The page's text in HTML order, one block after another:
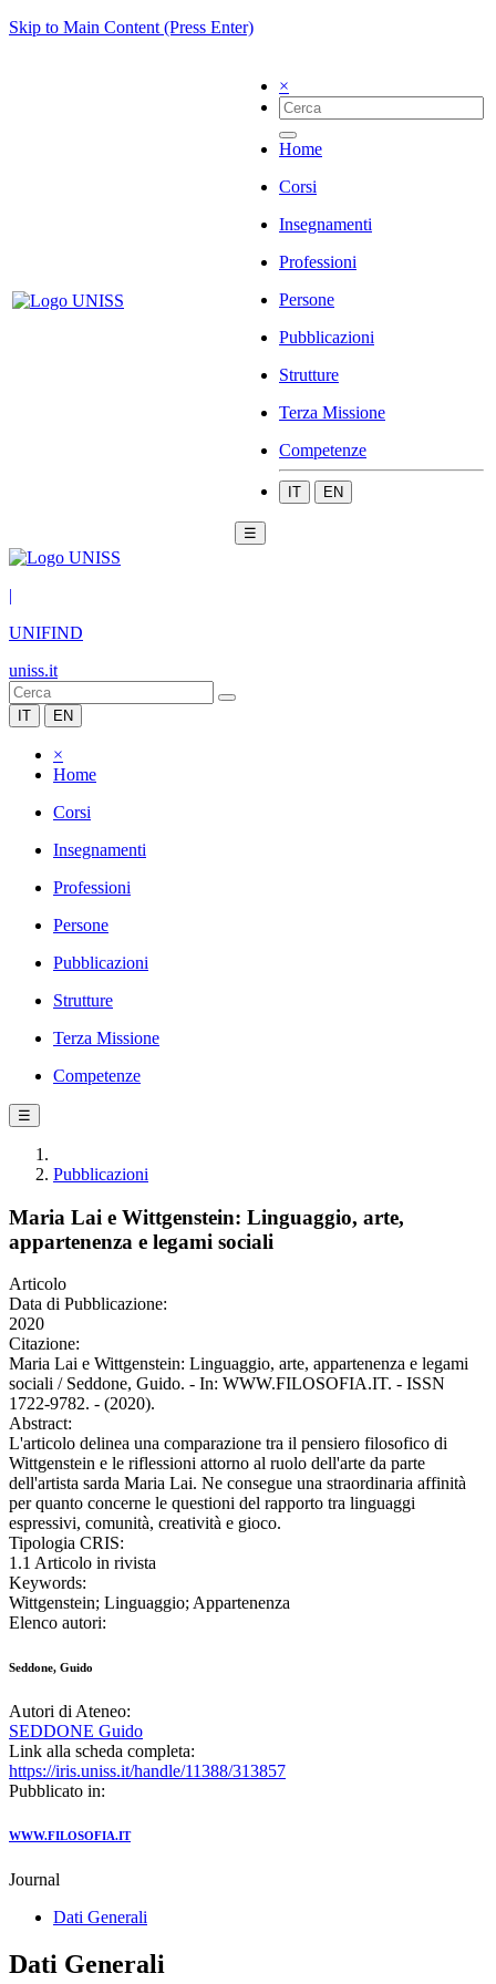
Skip to Main Content (Press Enter)
×
Home
Corsi
Insegnamenti
Professioni
Persone
Pubblicazioni
Strutture
Terza Missione
Competenze
IT EN
☰
|
UNIFIND
uniss.it
IT EN
×
Home
Corsi
Insegnamenti
Professioni
Persone
Pubblicazioni
Strutture
Terza Missione
Competenze
☰
Pubblicazioni
Maria Lai e Wittgenstein: Linguaggio, arte,
appartenenza e legami sociali
Articolo
Data di Pubblicazione:
2020
Citazione:
Maria Lai e Wittgenstein: Linguaggio, arte, appartenenza e legami
sociali / Seddone, Guido. - In: WWW.FILOSOFIA.IT. - ISSN
1722-9782. - (2020).
Abstract:
L'articolo delinea una comparazione tra il pensiero filosofico di
Wittgenstein e le riflessioni attorno al ruolo dell'arte da parte
dell'artista sarda Maria Lai. Ne consegue una straordinaria affinità
per quanto concerne le questioni del rapporto tra linguaggi
espressivi, comunità, creatività e gioco.
Tipologia CRIS:
1.1 Articolo in rivista
Keywords:
Wittgenstein; Linguaggio; Appartenenza
Elenco autori:
Seddone, Guido
Autori di Ateneo:
SEDDONE Guido
Link alla scheda completa:
https://iris.uniss.it/handle/11388/313857
Pubblicato in:
WWW.FILOSOFIA.IT
Journal
Dati Generali
Dati Generali